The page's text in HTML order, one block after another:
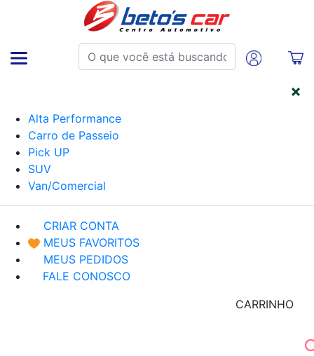
Alta Performance
Carro de Passeio
Pick UP
SUV
Van/Comercial
CRIAR CONTA
MEUS FAVORITOS
MEUS PEDIDOS
FALE CONOSCO
CARRINHO